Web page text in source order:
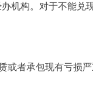
机构。对于不能兑
者承包现有亏损严